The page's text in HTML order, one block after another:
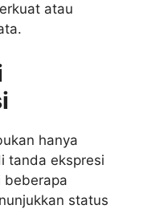
atau
hanya
tanda ekspresi
beberapa
status